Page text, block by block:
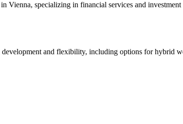
Vienna, specializing in financial services and
and flexibility, including options for hybrid